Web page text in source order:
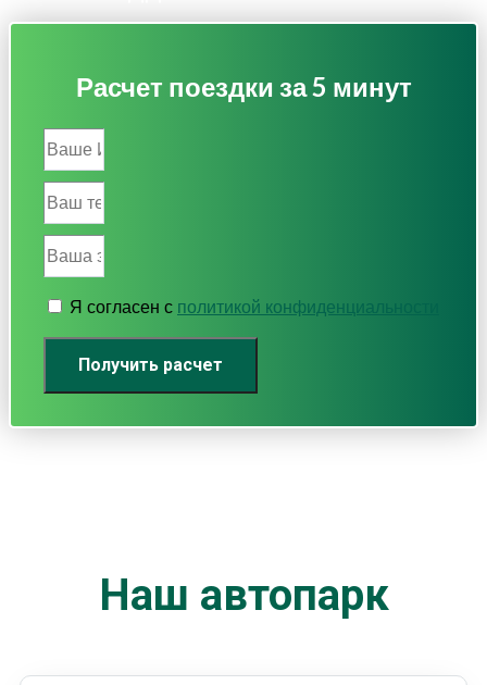
Расчет поездки за 5 минут
Я согласен с политикой конфиденциальности
Получить расчет
Наш автопарк